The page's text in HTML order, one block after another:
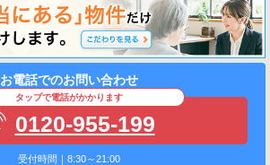
お電話でのお問い合わせ
タップで電話がかかります
0120-955-199
受付時間｜8:30～21:00